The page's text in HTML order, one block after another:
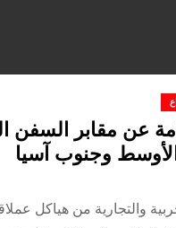
عن مقابر السفن
وجنوب آسيا
والتجارية من هياكل